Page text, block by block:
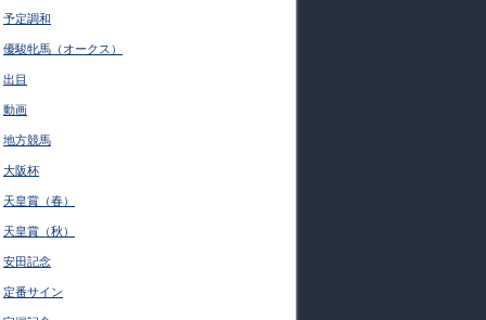
予定調和
優駿牝馬（オークス）
出目
動画
地方競馬
大阪杯
天皇賞（春）
天皇賞（秋）
安田記念
定番サイン